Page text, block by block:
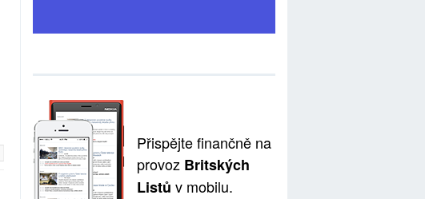
Přispějte finančně na
provoz Britských
Listů v mobilu.